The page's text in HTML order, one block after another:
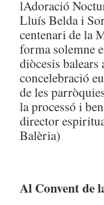
lAdoració
Lluís Belda i
centenari de la
forma solemne
diòcesis
concelebració
de les
la processó i
director
Balèria)
Al Convent de